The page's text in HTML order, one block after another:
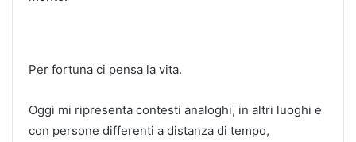
Per fortuna ci pensa la vita.
Oggi mi ripresenta contesti analoghi, in altri luoghi e
con persone differenti a distanza di tempo,